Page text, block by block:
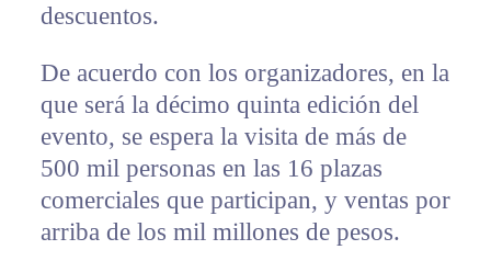
descuentos.
De acuerdo con los organizadores, en la
que será la décimo quinta edición del
evento, se espera la visita de más de
500 mil personas en las 16 plazas
comerciales que participan, y ventas por
arriba de los mil millones de pesos.